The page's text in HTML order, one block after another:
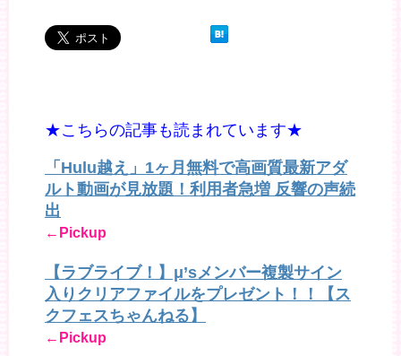
★こちらの記事も読まれています★
「Hulu越え」1ヶ月無料で高画質最新アダ
ルト動画が見放題！利用者急増 反響の声続
出
←Pickup
【ラブライブ！】μ’sメンバー複製サイン
入りクリアファイルをプレゼント！！【ス
クフェスちゃんねる】
←Pickup